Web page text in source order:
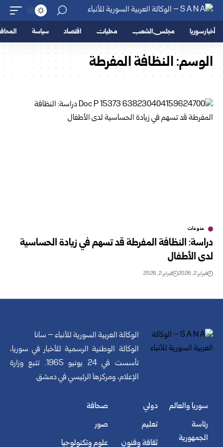
أخبار سوريا مجلس الشعب محليات اقتصاد سياسة
الوسم:النظافة المفرطة
منوعات
دراسة: النظافة المفرطة قد تسهم في زيادة الحساسية
لدى الأطفال
فبراير 2, 2026 فبراير 2, 2026
الوكالة العربية السورية للأنباء – سانا
الوكالة الوطنية الرسمية للأخبار في سوريا،
تأسست في 24 يونيو 1965. تتبع وزارة
الإعلام، ومركزها الرئيسي في دمشق.
سوريا والعالم
رئاسة
الجمهورية
دولي
تعليم
ثقافة وفنون
صحافة
صور
علوم وتكنولوجيا